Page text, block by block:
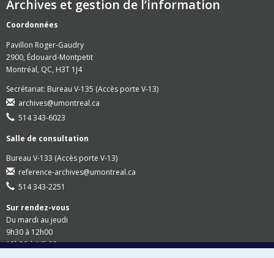
Archives et gestion de l’information
Coordonnées
Pavillon Roger-Gaudry
2900, Édouard-Montpetit
Montréal, QC, H3T 1J4
Secrétariat: Bureau V-135 (Accès porte V-13)
archives@umontreal.ca
514 343-6023
Salle de consultation
Bureau V-133 (Accès porte V-13)
reference-archives@umontreal.ca
514 343-2251
Sur rendez-vous
Du mardi au jeudi
9h30 à 12h00
13h30 à 16h00